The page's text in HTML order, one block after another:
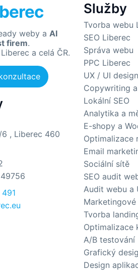
weby a AI
firem.
a celá ČR.
, Liberec 460
Služby
Tvorba webu
SEO Liberec
Správa webu
PPC Liberec
UX / UI design
Copywriting
Lokální SEO
Analytika a
E-shopy a
Optimalizace
Email
Sociální sítě
SEO audit
Audit webu a
Tvorba
Optimalizace
A/B testování
Grafický
Design